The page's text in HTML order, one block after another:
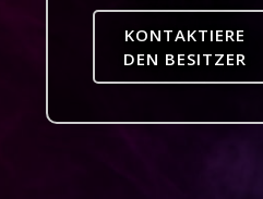
KONTAKTIERE
DEN BESITZER